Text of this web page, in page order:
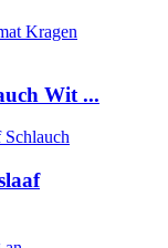
Wit ...